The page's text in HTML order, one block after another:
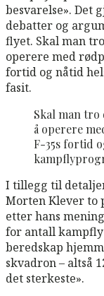
besvarelse». Det
debatter og
flyet. Skal man
operere med
fortid og nåtid
fasit.
Skal man tro
å operere
F-35s fortid
I tillegg til
Morten Klever to
etter hans
for antall
beredskap
skvadron – altså
det sterkeste».